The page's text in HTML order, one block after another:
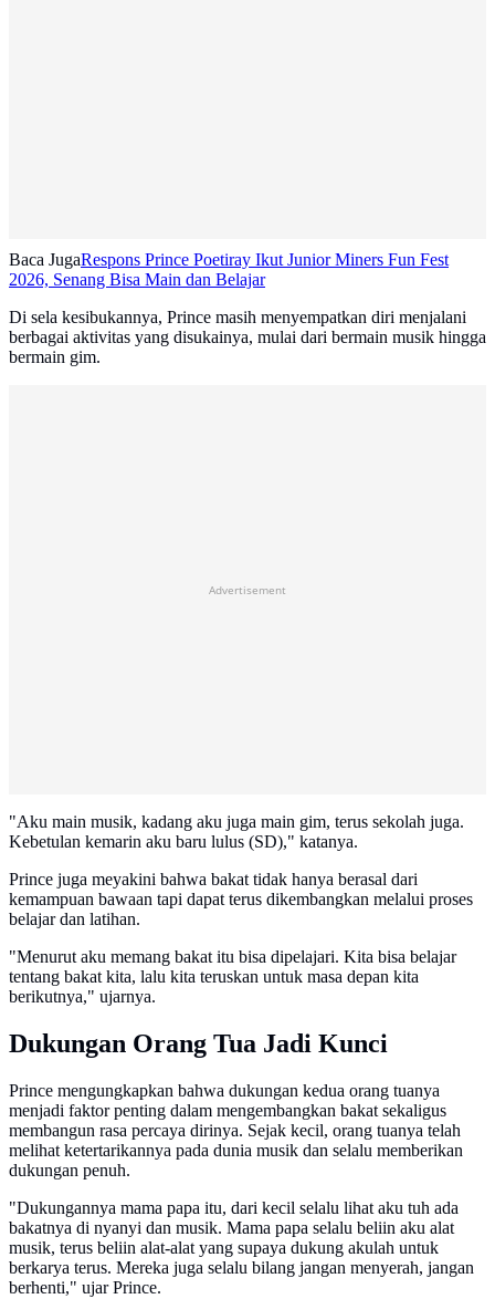
Baca JugaRespons Prince Poetiray Ikut Junior Miners Fun Fest
2026, Senang Bisa Main dan Belajar
Di sela kesibukannya, Prince masih menyempatkan diri menjalani
berbagai aktivitas yang disukainya, mulai dari bermain musik hingga
bermain gim.
Advertisement
"Aku main musik, kadang aku juga main gim, terus sekolah juga.
Kebetulan kemarin aku baru lulus (SD)," katanya.
Prince juga meyakini bahwa bakat tidak hanya berasal dari
kemampuan bawaan tapi dapat terus dikembangkan melalui proses
belajar dan latihan.
"Menurut aku memang bakat itu bisa dipelajari. Kita bisa belajar
tentang bakat kita, lalu kita teruskan untuk masa depan kita
berikutnya," ujarnya.
Dukungan Orang Tua Jadi Kunci
Prince mengungkapkan bahwa dukungan kedua orang tuanya
menjadi faktor penting dalam mengembangkan bakat sekaligus
membangun rasa percaya dirinya. Sejak kecil, orang tuanya telah
melihat ketertarikannya pada dunia musik dan selalu memberikan
dukungan penuh.
"Dukungannya mama papa itu, dari kecil selalu lihat aku tuh ada
bakatnya di nyanyi dan musik. Mama papa selalu beliin aku alat
musik, terus beliin alat-alat yang supaya dukung akulah untuk
berkarya terus. Mereka juga selalu bilang jangan menyerah, jangan
berhenti," ujar Prince.